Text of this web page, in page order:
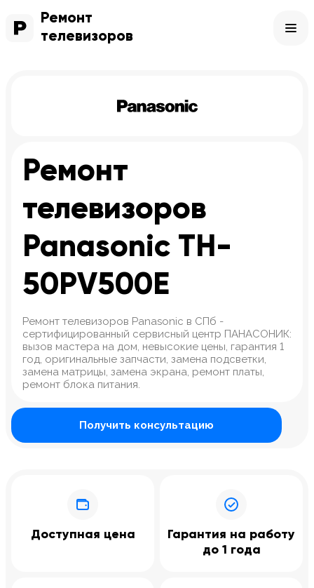
Ремонт
телевизоров
Ремонт
телевизоров
Panasonic TH-
50PV500E
Ремонт телевизоров Panasonic в СПб -
сертифицированный сервисный центр ПАНАСОНИК:
вызов мастера на дом, невысокие цены, гарантия 1
год, оригинальные запчасти, замена подсветки,
замена матрицы, замена экрана, ремонт платы,
ремонт блока питания.
Получить консультацию
Доступная цена
Гарантия на работу
до 1 года